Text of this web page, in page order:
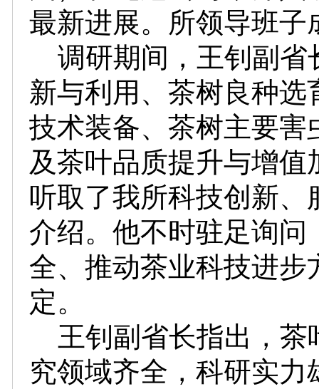
最新进展。所领导班子
调研期间，王钊副
新与利用、茶树良种
技术装备、茶树主要
及茶叶品质提升与增
听取了我所科技创新
介绍。他不时驻足询
全、推动茶业科技进
定。
王钊副省长指出，
究领域齐全，科研实